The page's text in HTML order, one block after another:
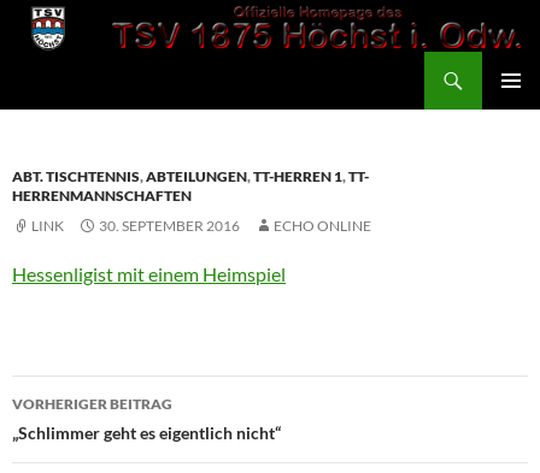
Zum
Inhalt
ABT. TISCHTENNIS,ABTEILUNGEN,TT-HERREN 1,TT-
HERRENMANNSCHAFTEN
LINK
30. SEPTEMBER 2016 ECHO ONLINE
Hessenligist mit einem Heimspiel
Beitragsnavigation
VORHERIGER BEITRAG
„Schlimmer geht es eigentlich nicht“